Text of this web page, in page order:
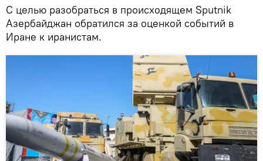
С целью разобраться в происходящем Sputnik
Азербайджан обратился за оценкой событий в
Иране к иранистам.